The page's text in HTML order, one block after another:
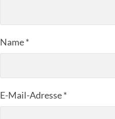
Name*
E-Mail-Adresse*